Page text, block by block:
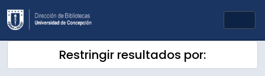
Skip to main content
Restringir resultados por: